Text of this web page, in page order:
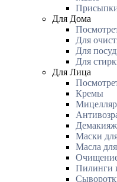
Для Дома
Для
Для
Для
Для Лица
Кремы
Демакияж
Маски
Масла
Пилинги